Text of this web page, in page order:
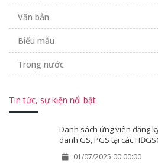
Văn bản
Biểu mẫu
Trong nước
Tin tức, sự kiện nổi bật
Danh sách ứng viên đăng
danh GS, PGS tại các
01/07/2025 00:00:00